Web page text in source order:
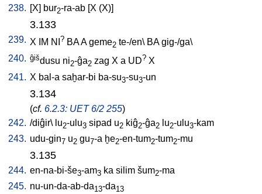
238. [X] bur2-ra-ab [X (X)]
3.133
239. X IM NI ? BAA geme2 te-/en\ BA gig-/ga\
240. ĝišdusu ni2-ĝa2 zag X a UD? X
241. X bal-a saḫar-bi ba-su3-su3-un
3.134
(cf. 6.2.3: UET 6/2 255)
242. /diĝir\ lu2-ulu3 sipad u2 kiĝ2-ĝa2 lu2-ulu3-kam
243. udu-gin7 u2 gu7-a ḫe2-en-tum2-tum2-mu
3.135
244. en-na-bi-še3-am3 ka silim šum2-ma
245. nu-un-da-ab-da13-da13